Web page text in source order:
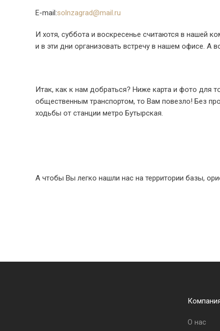
E-mail:solnzagrad@mail.ru
И хотя, суббота и воскресенье считаются в нашей
и в эти дни организовать встречу в нашем офисе. А
Итак, как к нам добраться? Ниже карта и фото для
общественным транспортом, то Вам повезло! Без
ходьбы от станции метро Бутырская.
А чтобы Вы легко нашли нас на территории базы,
О нас